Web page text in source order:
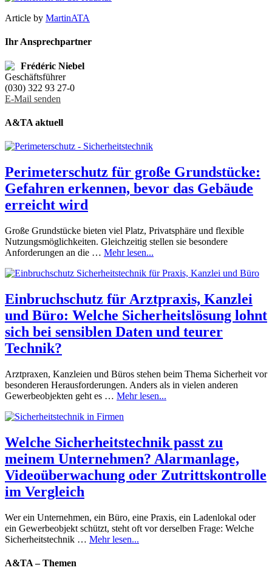
Article by MartinATA
Ihr Ansprechpartner
Frédéric Niebel
Geschäftsführer
(030) 322 93 27-0
E-Mail senden
A&TA aktuell
Perimeterschutz für große Grundstücke:
Gefahren erkennen, bevor das Gebäude
erreicht wird
Große Grundstücke bieten viel Platz, Privatsphäre und flexible
Nutzungsmöglichkeiten. Gleichzeitig stellen sie besondere
Anforderungen an die … Mehr lesen...
Einbruchschutz für Arztpraxis, Kanzlei
und Büro: Welche Sicherheitslösung lohnt
sich bei sensiblen Daten und teurer
Technik?
Arztpraxen, Kanzleien und Büros stehen beim Thema Sicherheit vor
besonderen Herausforderungen. Anders als in vielen anderen
Gewerbeobjekten geht es … Mehr lesen...
Welche Sicherheitstechnik passt zu
meinem Unternehmen? Alarmanlage,
Videoüberwachung oder Zutrittskontrolle
im Vergleich
Wer ein Unternehmen, ein Büro, eine Praxis, ein Ladenlokal oder
ein Gewerbeobjekt schützt, steht oft vor derselben Frage: Welche
Sicherheitstechnik … Mehr lesen...
A&TA – Themen